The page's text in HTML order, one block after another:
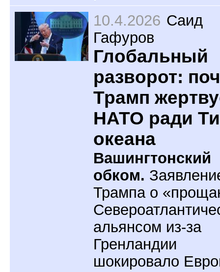
10.4.2026 Саид
Гафуров
Глобальный
разворот:
Трамп
НАТО ради
океана
Вашингтонский
обком.
Трампа о
альянсом из-за
Гренландии
шокировало